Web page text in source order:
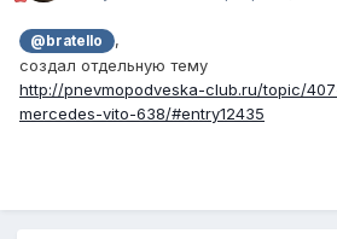
@bratello
,
создал отдельную тему
http://pnevmopodveska-club.ru/topic/
mercedes-vito-638/#entry12435